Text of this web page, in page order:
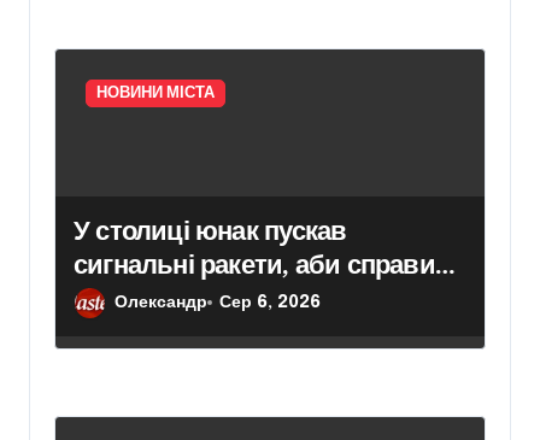
НОВИНИ МІСТА
У столиці юнак пускав
сигнальні ракети, аби справити
враження на дівчат: тепер йому
Олександр Сер 6, 2026